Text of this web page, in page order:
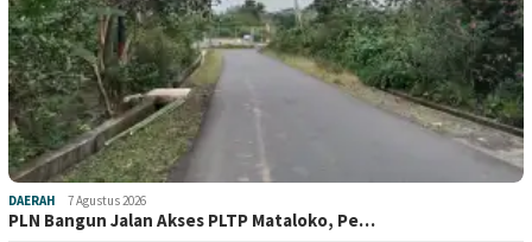
DAERAH 7 Agustus 2026
PLN Bangun Jalan Akses PLTP Mataloko, Pe…